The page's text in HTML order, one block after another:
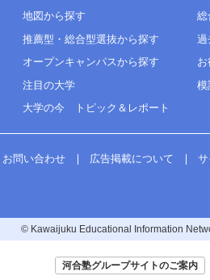
地図から探す
推薦型・総合型選抜から探す
オープンキャンパスから探す
注目の大学
大学の今 トピック＆レポート
総
過
模
お問い合わせ 広告掲載について
© Kawaijuku Educational Information
河合塾グループサイトのご案内